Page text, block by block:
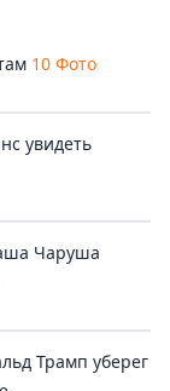
10 Фото
увидеть
Чаруша
Трамп уберег